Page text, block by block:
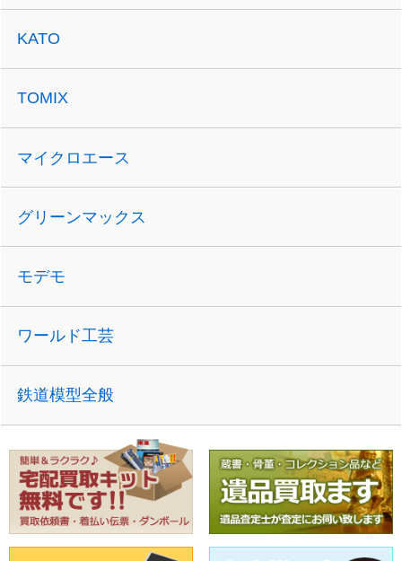
KATO
TOMIX
マイクロエース
グリーンマックス
モデモ
ワールド工芸
鉄道模型全般